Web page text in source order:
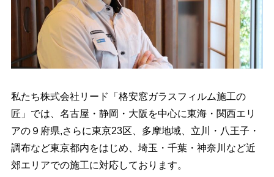
私たち株式会社リード「格安窓ガラスフィルム施工の
匠」では、名古屋・静岡・大阪を中心に東海・関西エリ
アの９府県,さらに東京23区、多摩地域、立川・八王子・
調布など東京都内をはじめ、埼玉・千葉・神奈川など近
郊エリアでの施工に対応しております。